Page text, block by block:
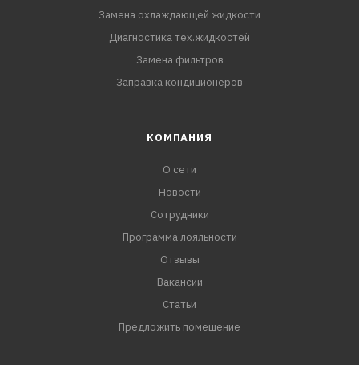
Замена охлаждающей жидкости
Диагностика тех.жидкостей
Замена фильтров
Заправка кондиционеров
КОМПАНИЯ
О сети
Новости
Сотрудники
Программа лояльности
Отзывы
Вакансии
Статьи
Предложить помещение